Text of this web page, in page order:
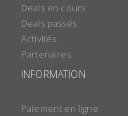
Deals en cours
Deals passés
Activités
Partenaires
INFORMATION
Paiement en ligne